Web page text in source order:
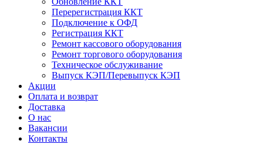
Перерегистрация ККТ
Подключение к ОФД
Регистрация ККТ
Ремонт кассового оборудования
Ремонт торгового оборудования
Техническое обслуживание
Выпуск КЭП/Перевыпуск КЭП
Акции
Оплата и возврат
Доставка
О нас
Вакансии
Контакты